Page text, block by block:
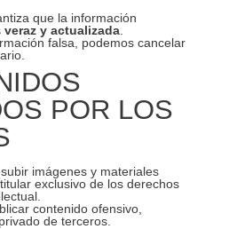
que la información
veraz y actualizada
falsa, podemos cancelar
POR LOS
imágenes y materiales
exclusivo de los derechos
contenido ofensivo,
de terceros.